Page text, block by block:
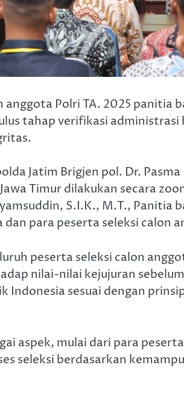
anggota Polri TA. 2025 panitia
tahap verifikasi
Jatim Brigjen pol. Dr.
Timur dilakukan secara
S.I.K., M.T., Panitia
para peserta seleksi calon
peserta seleksi calon
nilai-nilai kejujuran
Indonesia sesuai dengan
aspek, mulai dari para
seleksi berdasarkan